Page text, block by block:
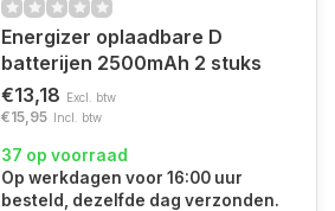
Energizer oplaadbare D
batterijen 2500mAh 2 stuks
€13,18 Excl. btw
€15,95 Incl. btw
37 op voorraad
Op werkdagen voor 16:00 uur
besteld, dezelfde dag verzonden.